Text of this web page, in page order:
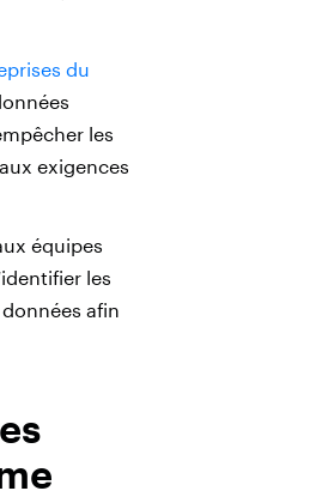
du
les
exigences
équipes
les
afin